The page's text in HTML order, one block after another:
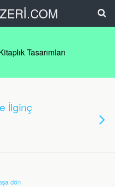
Tasarımları
İlginç
dön